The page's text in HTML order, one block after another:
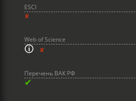
ESCI
✘
Web of Science
🛈✘
Перечень ВАК РФ
✔